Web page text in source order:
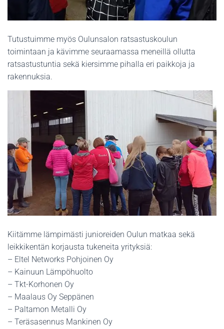
Tutustuimme myös Oulunsalon ratsastuskoulun
toimintaan ja kävimme seuraamassa meneillä ollutta
ratsastustuntia sekä kiersimme pihalla eri paikkoja ja
rakennuksia.
Kiitämme lämpimästi junioreiden Oulun matkaa sekä
leikkikentän korjausta tukeneita yrityksiä:
– Eltel Networks Pohjoinen Oy
– Kainuun Lämpöhuolto
– Tkt-Korhonen Oy
– Maalaus Oy Seppänen
– Paltamon Metalli Oy
– Teräsasennus Mankinen Oy